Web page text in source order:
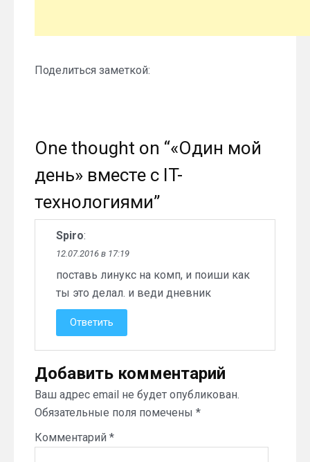
Поделиться заметкой:
One thought on “«Один мой
день» вместе с IT-
технологиями”
Spiro:
12.07.2016 в 17:19
поставь линукс на комп, и поиши как
ты это делал. и веди дневник
Ответить
Добавить комментарий
Ваш адрес email не будет опубликован.
Обязательные поля помечены *
Комментарий *